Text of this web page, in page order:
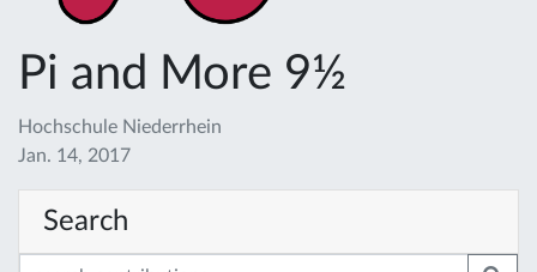
Pi and More 9½
Hochschule Niederrhein
Jan. 14, 2017
Search